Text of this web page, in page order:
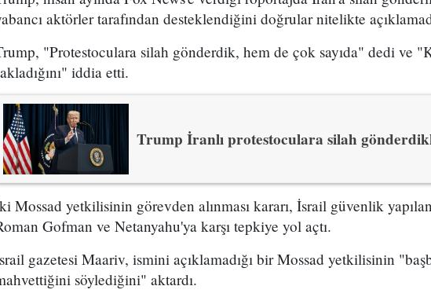
aktörler tarafından desteklendiğini doğrular nitelikte
"Protestoculara silah gönderdik, hem de çok sayıda" dedi ve
iddia etti.
Trump İranlı protestoculara silah
Mossad yetkilisinin görevden alınması kararı, İsrail güvenlik
Gofman ve Netanyahu'ya karşı tepkiye yol açtı.
gazetesi Maariv, ismini açıklamadığı bir Mossad yetkilisinin
söylediğini" aktardı.